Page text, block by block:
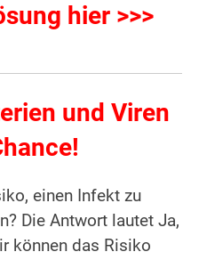
hier >>>
und Viren
einen Infekt zu
Die Antwort lautet Ja,
können das Risiko